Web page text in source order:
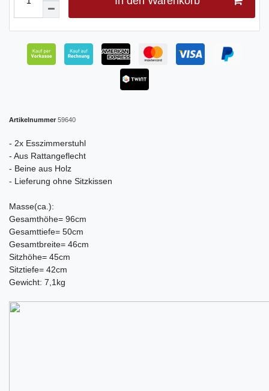
Artikelnummer 59640
- 2x Esszimmerstuhl
- Aus Rattangeflecht
- Beine aus Holz
- Lieferung ohne Sitzkissen
Masse(ca.):
Gesamthöhe= 96cm
Gesamttiefe= 50cm
Gesamtbreite= 46cm
Sitzhöhe= 45cm
Sitztiefe= 42cm
Gewicht: 7,1kg